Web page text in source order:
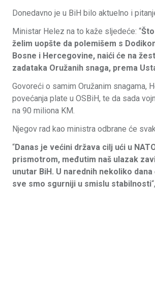
Donedavno je u BiH bilo aktuelno i
Ministar Helez na to kaže sljedeće: “
želim uopšte da polemišem s
Bosne i Hercegovine, naići će na
zadataka Oružanih snaga, prema
Govoreći o samim Oružanim snagama,
povećanja plate u OSBiH, te da sada
na 90 miliona KM.
Njegov rad kao ministra odbrane će
“Danas je većini država cilj ući u
prismotrom, međutim naš ulazak
unutar BiH. U narednih nekoliko
sve smo sgurniji u smislu stabilnosti